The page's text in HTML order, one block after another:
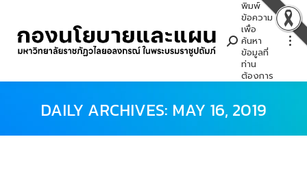
Search:
พิมพ์
ข้อความ
เพื่อ
ค้นหา
ข้อมูลที่
ท่าน
ต้องการ
DAILY ARCHIVES: MAY 16, 2019